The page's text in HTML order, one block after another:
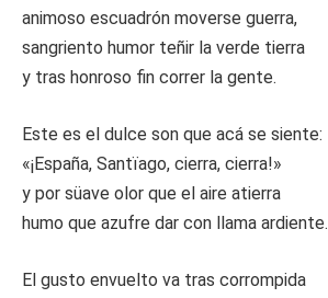
animoso escuadrón moverse guerra,
sangriento humor teñir la verde tierra
y tras honroso fin correr la gente.
Este es el dulce son que acá se siente:
«¡España, Santïago, cierra, cierra!»
y por süave olor que el aire atierra
humo que azufre dar con llama ardiente.
El gusto envuelto va tras corrompida